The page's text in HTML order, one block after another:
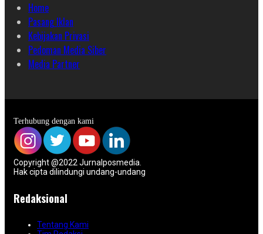
Home
Pasang Iklan
Kebijakan Privasi
Pedoman Media Siber
Media Partner
Terhubung dengan kami
Copyright @2022 Jurnalposmedia.
Hak cipta dilindungi undang-undang
Redaksional
Tentang Kami